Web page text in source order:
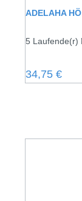
ADELAHA
5 Laufende(r)
Regulärer
34,75 €